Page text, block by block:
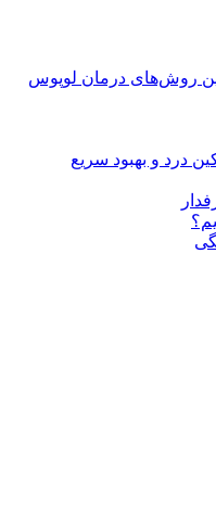
روش‌های درمان لوپوس